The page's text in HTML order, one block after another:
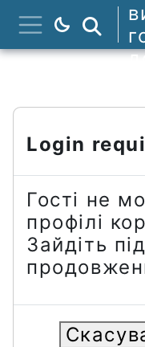
Перейти до
Бокова
Login
Гості не
профілі
Зайдіть